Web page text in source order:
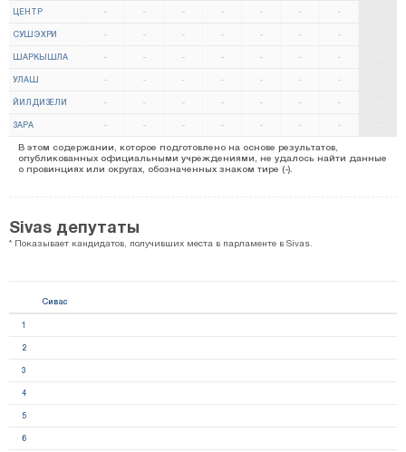
ЦЕНТР - - - - - - -
СУШЭХРИ - - - - - - -
ШАРКЫШЛА - - - - - - -
УЛАШ - - - - - - -
ЙИЛДИЗЕЛИ - - - - - - -
ЗАРА - - - - - - -
В этом содержании, которое подготовлено на основе результатов,
опубликованных официальными учреждениями, не удалось найти данные
о провинциях или округах, обозначенных знаком тире (-).
Sivas депутаты
* Показывает кандидатов, получивших места в парламенте в Sivas.
Сивас
1
2
3
4
5
6